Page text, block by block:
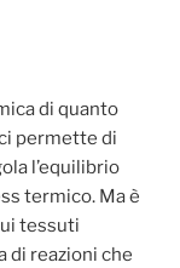
di quanto
permette di
l’equilibrio
termico. Ma è
tessuti
di reazioni che